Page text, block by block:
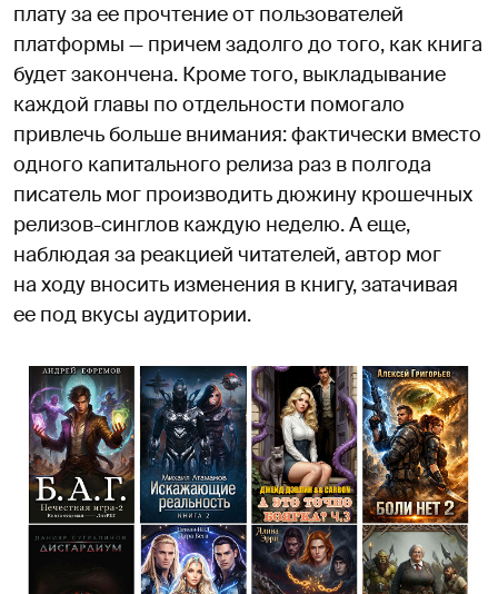
плату за ее прочтение от пользователей
платформы — причем задолго до того, как книга
будет закончена. Кроме того, выкладывание
каждой главы по отдельности помогало
привлечь больше внимания: фактически вместо
одного капитального релиза раз в полгода
писатель мог производить дюжину крошечных
релизов-синглов каждую неделю. А еще,
наблюдая за реакцией читателей, автор мог
на ходу вносить изменения в книгу, затачивая
ее под вкусы аудитории.